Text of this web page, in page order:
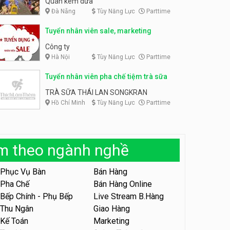
lương thưởng cao
Tuyển nhân viên phụ bếp –
Tiên
Bún Đậu Mắm Tôm - Bếp Tiên
Tuyển nhân viên phụ quán ăn
Quán bánh đa cua
Tuyển nhân viên sale,
Tuyển nhân viên bán hàng
parttime
GÀ GÔ FASTFOOD
Tuyển nhân viên bán hàng
parttime
Húp Tea
Đà Nẵng Tùy Năng Lực Parttime
Tuyển nhân viên sale, marketing
Công ty
Hà Nội Tùy Năng Lực Parttime
Tuyển nhân viên pha chế tiệm trà sữa
TRÀ SỮA THÁI LAN SONGKRAN
Hồ Chí Minh Tùy Năng Lực Parttime
theo ngành nghề
Phục Vụ Bàn
Bán Hàng
Pha Chế
Bán Hàng Online
Bếp Chính - Phụ Bếp
Live Stream B.Hàng
Thu Ngân
Giao Hàng
Kế Toán
Marketing